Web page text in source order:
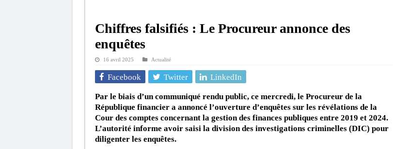
Chiffres falsifiés : Le Procureur annonce des
enquêtes
16 avril 2025 Actualité
Facebook Twitter LinkedIn
Par le biais d’un communiqué rendu public, ce mercredi, le Procureur de la
République financier a annoncé l’ouverture d’enquêtes sur les révélations de la
Cour des comptes concernant la gestion des finances publiques entre 2019 et 2024.
L’autorité informe avoir saisi la division des investigations criminelles (DIC) pour
diligenter les enquêtes.